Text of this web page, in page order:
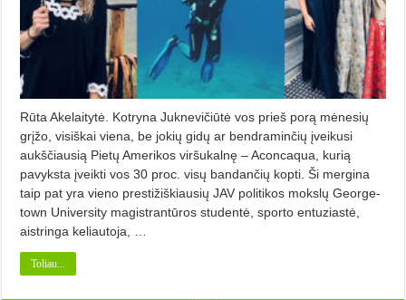
Rūta Akelaitytė. Kotryna Juknevičiūtė vos prieš porą mėnesių
grįžo, visiškai viena, be jokių gidų ar bendraminčių įveikusi
aukščiausią Pietų Amerikos viršukal­nę – Aconcaqua, kurią
pavyksta įveikti vos 30 proc. visų bandančių kopti. Ši mergina
taip pat yra vieno prestižiškiausių JAV politikos mokslų George­
town University magistrantūros studentė, sporto entuziastė,
aistringa ke­liautoja, …
Toliau...